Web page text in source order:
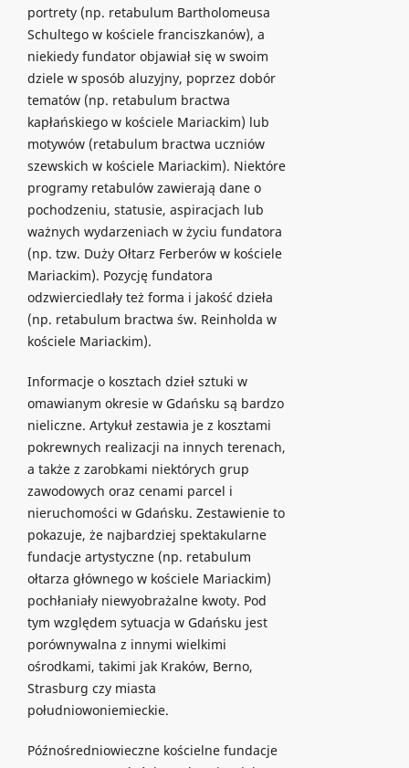
portrety (np. retabulum Bartholomeusa
Schultego w kościele franciszkanów), a
niekiedy fundator objawiał się w swoim
dziele w sposób aluzyjny, poprzez dobór
tematów (np. retabulum bractwa
kapłańskiego w kościele Mariackim) lub
motywów (retabulum bractwa uczniów
szewskich w kościele Mariackim). Niektóre
programy retabulów zawierają dane o
pochodzeniu, statusie, aspiracjach lub
ważnych wydarzeniach w życiu fundatora
(np. tzw. Duży Ołtarz Ferberów w kościele
Mariackim). Pozycję fundatora
odzwierciedlały też forma i jakość dzieła
(np. retabulum bractwa św. Reinholda w
kościele Mariackim).
Informacje o kosztach dzieł sztuki w
omawianym okresie w Gdańsku są bardzo
nieliczne. Artykuł zestawia je z kosztami
pokrewnych realizacji na innych terenach,
a także z zarobkami niektórych grup
zawodowych oraz cenami parcel i
nieruchomości w Gdańsku. Zestawienie to
pokazuje, że najbardziej spektakularne
fundacje artystyczne (np. retabulum
ołtarza głównego w kościele Mariackim)
pochłaniały niewyobrażalne kwoty. Pod
tym względem sytuacja w Gdańsku jest
porównywalna z innymi wielkimi
ośrodkami, takimi jak Kraków, Berno,
Strasburg czy miasta
południowoniemieckie.
Późnośredniowieczne kościelne fundacje